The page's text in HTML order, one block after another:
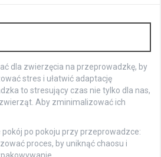
dla zwierzęcia na przeprowadzkę, by
stres i ułatwić adaptację
to stresujący czas nie tylko dla nas,
Aby zminimalizować ich
pokój po pokoju przy przeprowadzce:
proces, by uniknąć chaosu i